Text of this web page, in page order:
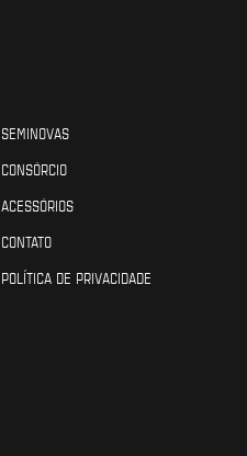
SEMINOVAS
CONSÓRCIO
ACESSÓRIOS
CONTATO
POLÍTICA DE PRIVACIDADE